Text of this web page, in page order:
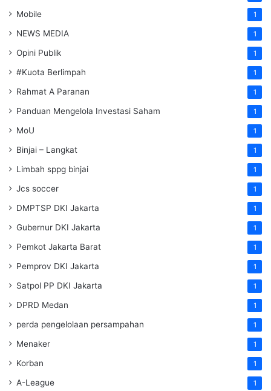
Mobile 1
NEWS MEDIA 1
Opini Publik 1
#Kuota Berlimpah 1
Rahmat A Paranan 1
Panduan Mengelola Investasi Saham 1
MoU 1
Binjai – Langkat 1
Limbah sppg binjai 1
Jcs soccer 1
DMPTSP DKI Jakarta 1
Gubernur DKI Jakarta 1
Pemkot Jakarta Barat 1
Pemprov DKI Jakarta 1
Satpol PP DKI Jakarta 1
DPRD Medan 1
perda pengelolaan persampahan 1
Menaker 1
Korban 1
A-League 1